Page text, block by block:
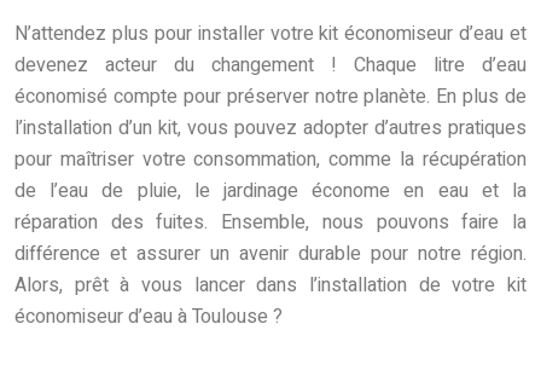
N’attendez plus pour installer votre kit économiseur d’eau et
devenez acteur du changement ! Chaque litre d’eau
économisé compte pour préserver notre planète. En plus de
l’installation d’un kit, vous pouvez adopter d’autres pratiques
pour maîtriser votre consommation, comme la récupération
de l’eau de pluie, le jardinage économe en eau et la
réparation des fuites. Ensemble, nous pouvons faire la
différence et assurer un avenir durable pour notre région.
Alors, prêt à vous lancer dans l’installation de votre kit
économiseur d’eau à Toulouse ?